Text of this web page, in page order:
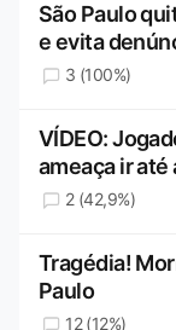
São Paulo
e evita
3 (100%)
VÍDEO:
ameaça ir até
2 (42,9%)
Tragédia!
Paulo
12 (12%)